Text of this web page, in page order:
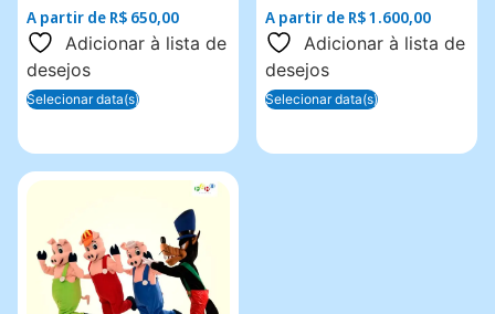
A partir de R$ 650,00
Adicionar à lista de
desejos
Selecionar data(s)
A partir de R$1.600,00
Adicionar à lista de
desejos
Selecionar data(s)